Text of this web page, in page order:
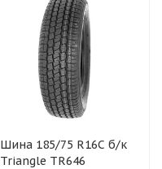
Шина 185/75 R16C б/к
Triangle TR646